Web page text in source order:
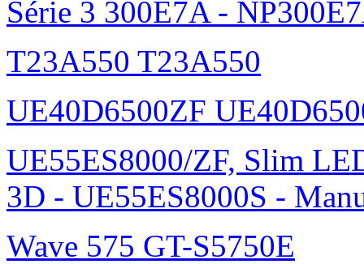
Série 3 300E7A -
T23A550 T23A550
UE40D6500ZF
UE55ES8000/ZF, Slim
3D - UE55ES8000S -
Wave 575 GT-S5750E